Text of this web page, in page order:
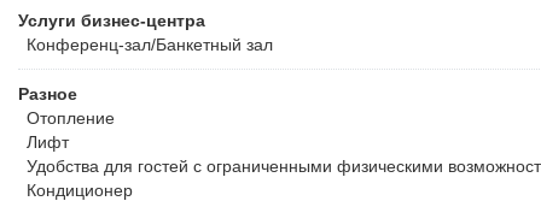
Услуги бизнес-центра
Конференц-зал/Банкетный зал
Разное
Отопление
Лифт
Удобства для гостей с ограниченными физическими
Кондиционер